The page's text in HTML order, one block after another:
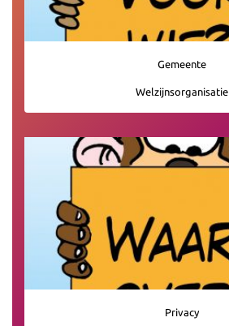
Gemeente
Welzijnsorganisatie
Privacy